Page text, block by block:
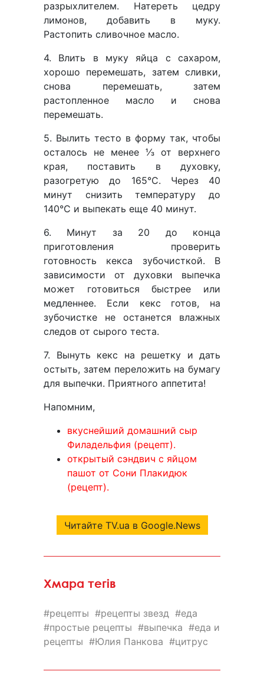
разрыхлителем. Натереть цедру
лимонов, добавить в муку.
Растопить сливочное масло.
4. Влить в муку яйца с сахаром,
хорошо перемешать, затем сливки,
снова перемешать, затем
растопленное масло и снова
перемешать.
5. Вылить тесто в форму так, чтобы
осталось не менее ⅓ от верхнего
края, поставить в духовку,
разогретую до 165°С. Через 40
минут снизить температуру до
140°С и выпекать еще 40 минут.
6. Минут за 20 до конца
приготовления проверить
готовность кекса зубочисткой. В
зависимости от духовки выпечка
может готовиться быстрее или
медленнее. Если кекс готов, на
зубочистке не останется влажных
следов от сырого теста.
7. Вынуть кекс на решетку и дать
остыть, затем переложить на бумагу
для выпечки. Приятного аппетита!
Напомним,
вкуснейший домашний сыр
Филадельфия (рецепт).
открытый сэндвич с яйцом
пашот от Сони Плакидюк
(рецепт).
Читайте TV.ua в Google.News
Хмара тегів
рецепты рецепты звезд
еда
простые рецепты
выпечка
еда и
рецепты
Юлия Панкова цитрус